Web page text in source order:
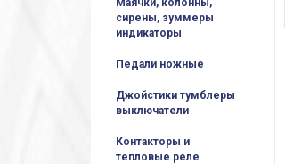
Маячки, колонны,
сирены, зуммеры
индикаторы
Педали ножные
Джойстики тумблеры
выключатели
Контакторы и
тепловые реле